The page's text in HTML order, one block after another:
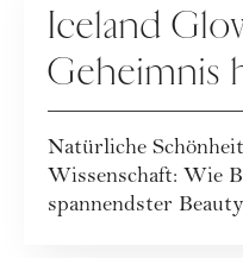
Iceland
Geheimnis
Natürliche
Wissenschaft: Wie
spannendster